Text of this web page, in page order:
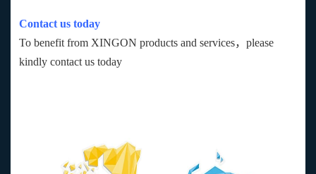
Contact us today
To benefit from XINGON products and services，please
kindly contact us today